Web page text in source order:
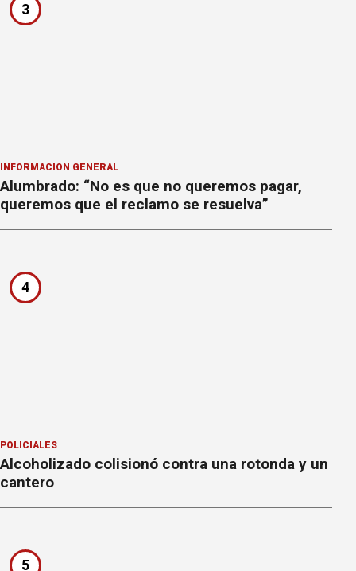
3
INFORMACION GENERAL
Alumbrado: “No es que no queremos pagar,
queremos que el reclamo se resuelva”
4
POLICIALES
Alcoholizado colisionó contra una rotonda y un
cantero
5